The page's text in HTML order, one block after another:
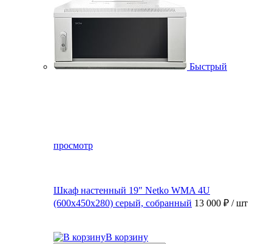
Быстрый
просмотр
Шкаф настенный 19″ Netko WMA 4U
(600x450x280) серый, собранный 13 000 ₽ / шт
В корзину